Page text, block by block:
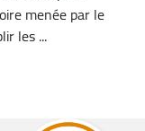
menée par le
les ...